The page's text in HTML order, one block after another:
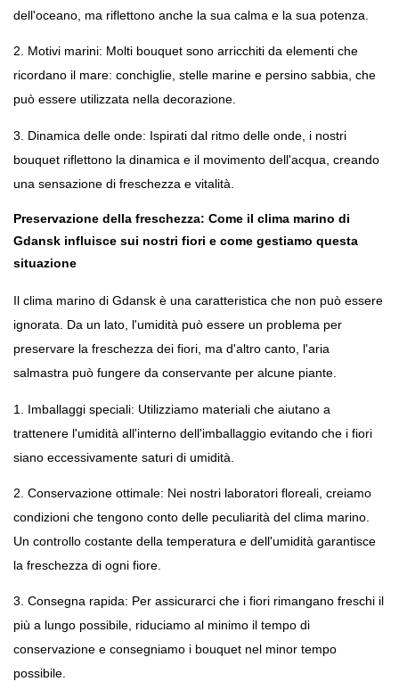
dell'oceano, ma riflettono anche la sua calma e la sua potenza.
2. Motivi marini: Molti bouquet sono arricchiti da elementi che
ricordano il mare: conchiglie, stelle marine e persino sabbia, che
può essere utilizzata nella decorazione.
3. Dinamica delle onde: Ispirati dal ritmo delle onde, i nostri
bouquet riflettono la dinamica e il movimento dell'acqua, creando
una sensazione di freschezza e vitalità.
Preservazione della freschezza: Come il clima marino di
Gdansk influisce sui nostri fiori e come gestiamo questa
situazione
Il clima marino di Gdansk è una caratteristica che non può essere
ignorata. Da un lato, l'umidità può essere un problema per
preservare la freschezza dei fiori, ma d'altro canto, l'aria
salmastra può fungere da conservante per alcune piante.
1. Imballaggi speciali: Utilizziamo materiali che aiutano a
trattenere l'umidità all'interno dell'imballaggio evitando che i fiori
siano eccessivamente saturi di umidità.
2. Conservazione ottimale: Nei nostri laboratori floreali, creiamo
condizioni che tengono conto delle peculiarità del clima marino.
Un controllo costante della temperatura e dell'umidità garantisce
la freschezza di ogni fiore.
3. Consegna rapida: Per assicurarci che i fiori rimangano freschi il
più a lungo possibile, riduciamo al minimo il tempo di
conservazione e consegniamo i bouquet nel minor tempo
possibile.